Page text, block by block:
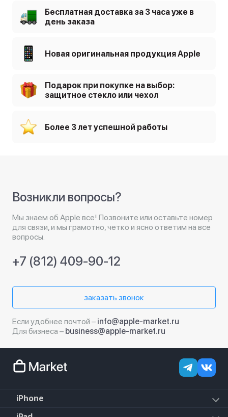
Бесплатная доставка за 3 часа уже в
день заказа
Новая оригинальная продукция Apple
Подарок при покупке на выбор:
защитное стекло или чехол
Более 3 лет успешной работы
Возникли вопросы?
Мы знаем об Apple все! Позвоните или оставьте номер
для связи, и мы грамотно, четко и ясно ответим на все
вопросы.
+7 (812) 409-90-12
заказать звонок
Если удобнее почтой – info@apple-market.ru
Для бизнеса – business@apple-market.ru
iPhone